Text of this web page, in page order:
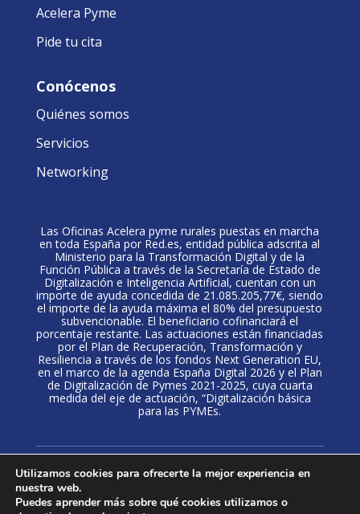
Acelera Pyme
Pide tu cita
Conócenos
Quiénes somos
Servicios
Networking
Las Oficinas Acelera pyme rurales puestas en marcha
en toda España por Red.es, entidad pública adscrita al
Ministerio para la Transformación Digital y de la
Función Pública a través de la Secretaría de Estado de
Digitalización e Inteligencia Artificial, cuentan con un
importe de ayuda concedida de 21.085.205,77€, siendo
el importe de la ayuda máxima el 80% del presupuesto
subvencionable. El beneficiario cofinanciará el
porcentaje restante. Las actuaciones están financiadas
por el Plan de Recuperación, Transformación y
Resiliencia a través de los fondos Next Generation EU,
en el marco de la agenda España Digital 2026 y el Plan
de Digitalización de Pymes 2021-2025, cuya cuarta
medida del eje de actuación, “Digitalización básica
para las PYMEs.
Política de privacidad·Aviso Legal·Politica de
cookies
Utilizamos cookies para ofrecerte la mejor experiencia en
nuestra web.
Puedes aprender más sobre qué cookies utilizamos o